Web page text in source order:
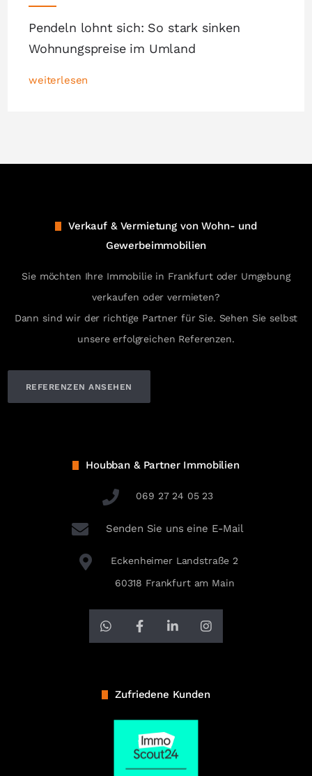
Pendeln lohnt sich: So stark sinken
Wohnungspreise im Umland
weiterlesen
Verkauf & Vermietung von Wohn- und
Gewerbeimmobilien
Sie möchten Ihre Immobilie in Frankfurt oder Umgebung
verkaufen oder vermieten?
Dann sind wir der richtige Partner für Sie. Sehen Sie selbst
unsere erfolgreichen Referenzen.
REFERENZEN ANSEHEN
Houbban & Partner Immobilien
069 27 24 05 23
Senden Sie uns eine E-Mail
Eckenheimer Landstraße 2
60318 Frankfurt am Main
Zufriedene Kunden